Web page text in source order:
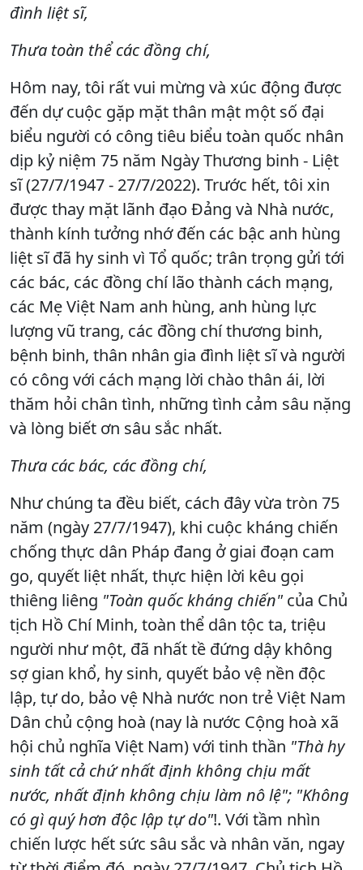
đình liệt sĩ,
Thưa toàn thể các đồng chí,
Hôm nay, tôi rất vui mừng và xúc động được
đến dự cuộc gặp mặt thân mật một số đại
biểu người có công tiêu biểu toàn quốc nhân
dịp kỷ niệm 75 năm Ngày Thương binh - Liệt
sĩ (27/7/1947 - 27/7/2022). Trước hết, tôi xin
được thay mặt lãnh đạo Đảng và Nhà nước,
thành kính tưởng nhớ đến các bậc anh hùng
liệt sĩ đã hy sinh vì Tổ quốc; trân trọng gửi tới
các bác, các đồng chí lão thành cách mạng,
các Mẹ Việt Nam anh hùng, anh hùng lực
lượng vũ trang, các đồng chí thương binh,
bệnh binh, thân nhân gia đình liệt sĩ và người
có công với cách mạng lời chào thân ái, lời
thăm hỏi chân tình, những tình cảm sâu nặng
và lòng biết ơn sâu sắc nhất.
Thưa các bác, các đồng chí,
Như chúng ta đều biết, cách đây vừa tròn 75
năm (ngày 27/7/1947), khi cuộc kháng chiến
chống thực dân Pháp đang ở giai đoạn cam
go, quyết liệt nhất, thực hiện lời kêu gọi
thiêng liêng "Toàn quốc kháng chiến" của Chủ
tịch Hồ Chí Minh, toàn thể dân tộc ta, triệu
người như một, đã nhất tề đứng dậy không
sợ gian khổ, hy sinh, quyết bảo vệ nền độc
lập, tự do, bảo vệ Nhà nước non trẻ Việt Nam
Dân chủ cộng hoà (nay là nước Cộng hoà xã
hội chủ nghĩa Việt Nam) với tinh thần "Thà hy
sinh tất cả chứ nhất định không chịu mất
nước, nhất định không chịu làm nô lệ"; "Không
có gì quý hơn độc lập tự do"!. Với tầm nhìn
chiến lược hết sức sâu sắc và nhân văn, ngay